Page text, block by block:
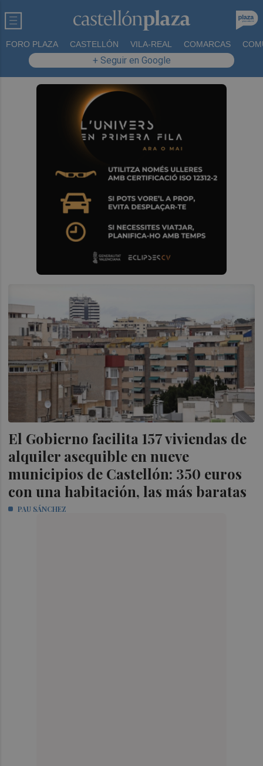
FORO PLAZA CASTELLÓN VILA-REAL COMARCAS
+ Seguir en Google
El Gobierno facilita 157 viviendas de
alquiler asequible en nueve
municipios de Castellón: 350 euros
con una habitación, las más baratas
PAU SÁNCHEZ